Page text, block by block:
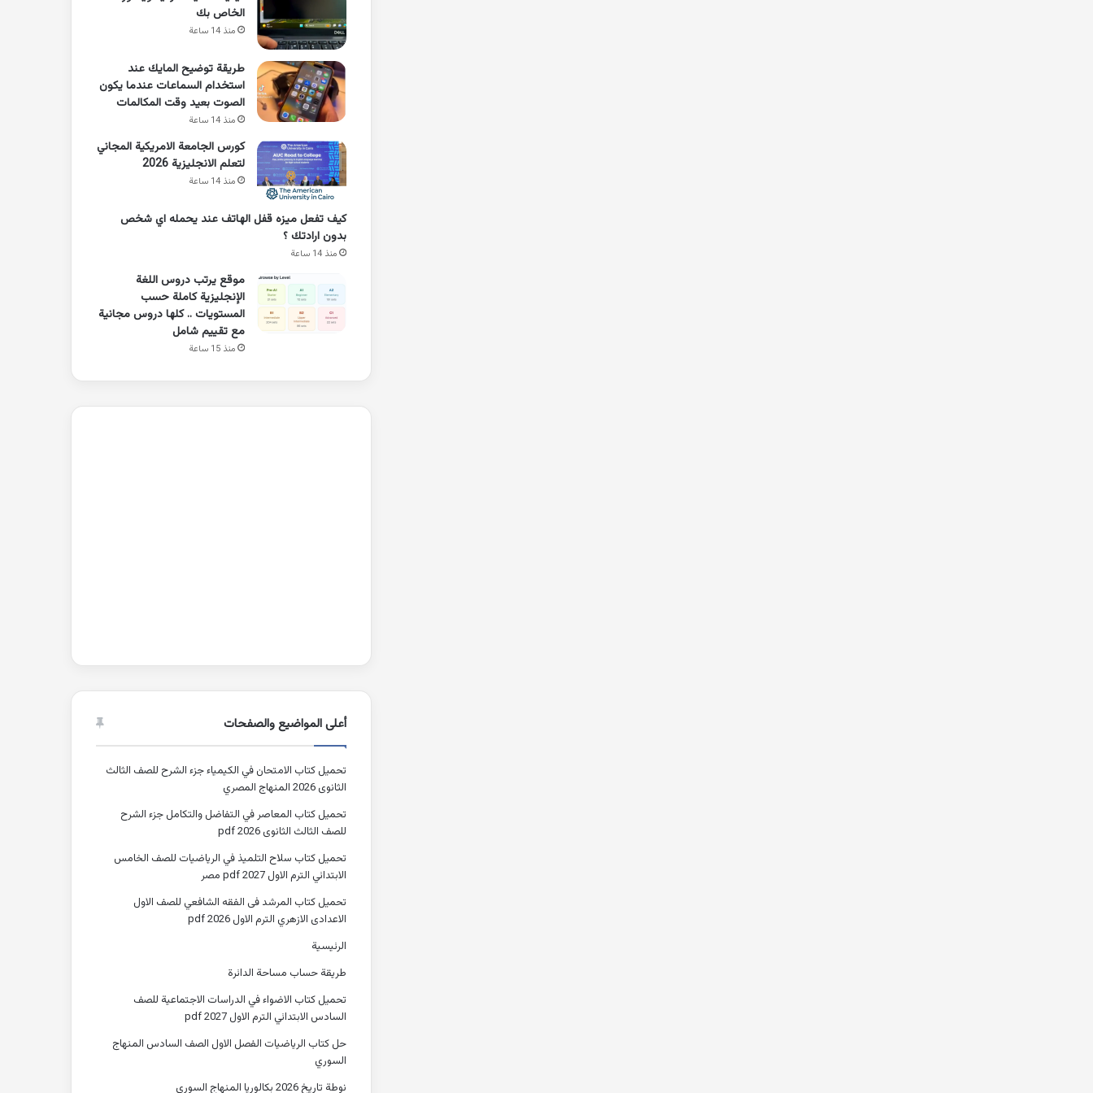
الخاص بك
منذ 14 ساعة
طريقة توضيح المايك عند
استخدام السماعات عندما يكون
الصوت بعيد وقت المكالمات
منذ 14 ساعة
كورس الجامعة الامريكية المجاني
لتعلم الانجليزية 2026
منذ 14 ساعة
كيف تفعل ميزه قفل الهاتف عند يحمله اي شخص
بدون ارادتك ؟
منذ 14 ساعة
موقع يرتب دروس اللغة
الإنجليزية كاملة حسب
المستويات .. كلها دروس مجانية
مع تقييم شامل
منذ 15 ساعة
أعلى المواضيع والصفحات
تحميل كتاب الامتحان في الكيمياء جزء الشرح للصف الثالث
الثانوى 2026 المنهاج المصري
تحميل كتاب المعاصر في التفاضل والتكامل جزء الشرح
للصف الثالث الثانوى 2026 pdf
تحميل كتاب سلاح التلميذ في الرياضيات للصف الخامس
الابتدائي الترم الاول 2027 pdf مصر
تحميل كتاب المرشد فى الفقه الشافعي للصف الاول
الاعدادى الازهري الترم الاول 2026 pdf
الرئيسية
طريقة حساب مساحة الدائرة
تحميل كتاب الاضواء في الدراسات الاجتماعية للصف
السادس الابتدائي الترم الاول 2027 pdf
حل كتاب الرياضيات الفصل الاول الصف السادس المنهاج
السوري
نوطة تاريخ 2026 بكالوريا المنهاج السوري